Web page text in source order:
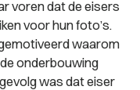
voren dat de eisers
voor hun foto’s.
waarom
onderbouwing
was dat eiser